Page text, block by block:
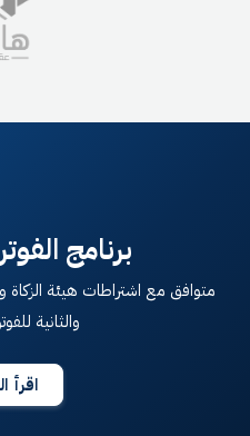
برنامج
متوافق مع اشتراطات هيئة الزكاة
والثانية
اقرأ